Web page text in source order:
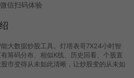
微信扫码体验
大数据炒股工具。灯塔表哥7X24小时智
筹码分布、相似K线、历史回看、个股直
市变得从未如此清晰，让炒股变的从未如